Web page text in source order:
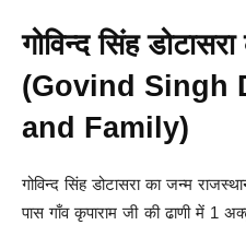
गोविन्द सिंह
(Govind Singh
and Family)
गोविन्द सिंह डोटासरा का जन्म
पास गाँव कृपाराम जी की ढाणी में 1